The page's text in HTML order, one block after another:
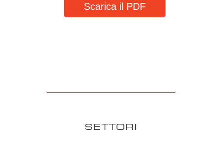
Scarica il PDF
SETTORI